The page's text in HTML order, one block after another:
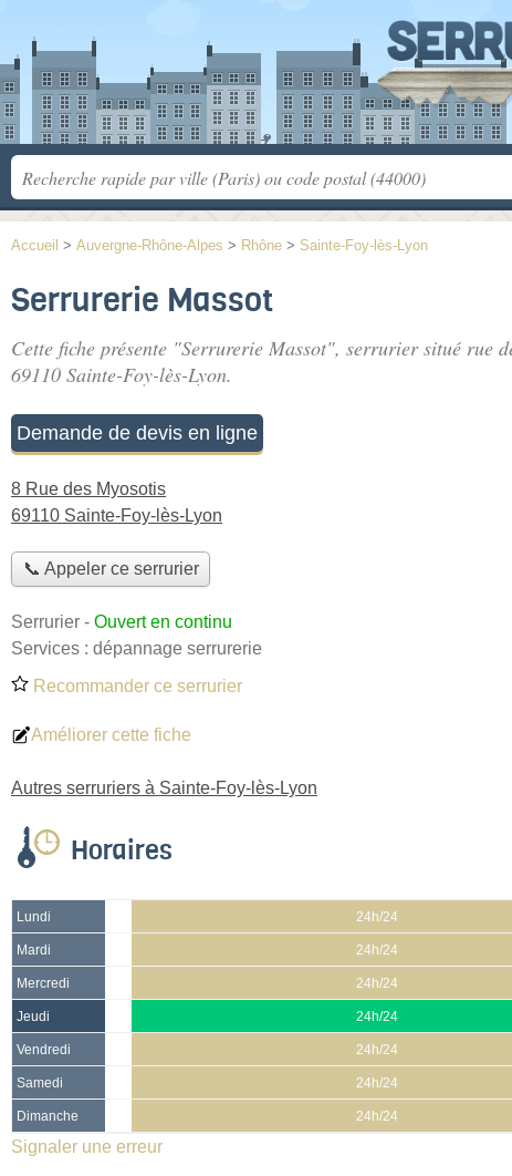
Accueil > Auvergne-Rhône-Alpes > Rhône > Sainte-Foy-lès-Lyon
Serrurerie Massot
Cette fiche présente "Serrurerie Massot", serrurier situé rue
69110 Sainte-Foy-lès-Lyon.
Demande de devis en ligne
8 Rue des Myosotis
69110 Sainte-Foy-lès-Lyon
📞 Appeler ce serrurier
Serrurier - Ouvert en continu
Services : dépannage serrurerie
Recommander ce serrurier
Améliorer cette fiche
Autres serruriers à Sainte-Foy-lès-Lyon
Horaires
Lundi 24h/24
Mardi 24h/24
Mercredi 24h/24
Jeudi 24h/24
Vendredi 24h/24
Samedi 24h/24
Dimanche 24h/24
Signaler une erreur